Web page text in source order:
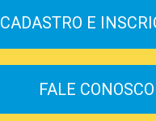
CADASTRO E
FALE CONOSCO